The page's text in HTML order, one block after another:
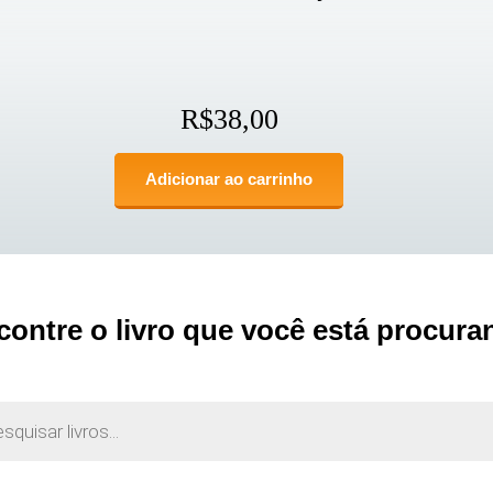
R$38,00
Adicionar ao carrinho
o livro que você está